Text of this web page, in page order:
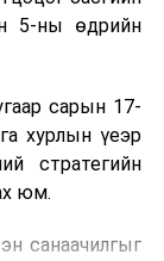
хилээр
гадаад
хураамжийг
шатахууны
хангахыг
5-ны өдрийн
сарын 17-
хурлын үеэр
стратегийн
юм.
санаачилгыг